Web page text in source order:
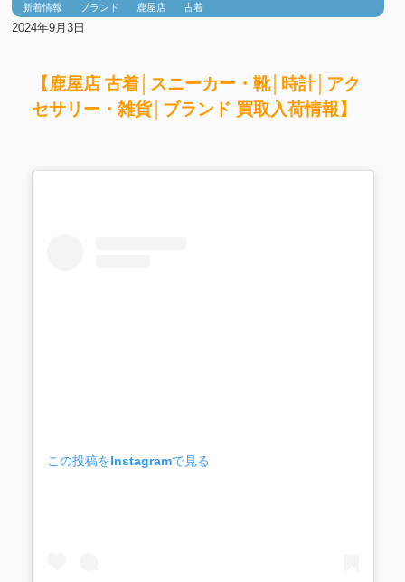
新着情報
ブランド 鹿屋店 古着
2024年9月3日
【鹿屋店 古着│スニーカー・靴│時計│アク
セサリー・雑貨│ブランド 買取入荷情報】
この投稿をInstagramで見る